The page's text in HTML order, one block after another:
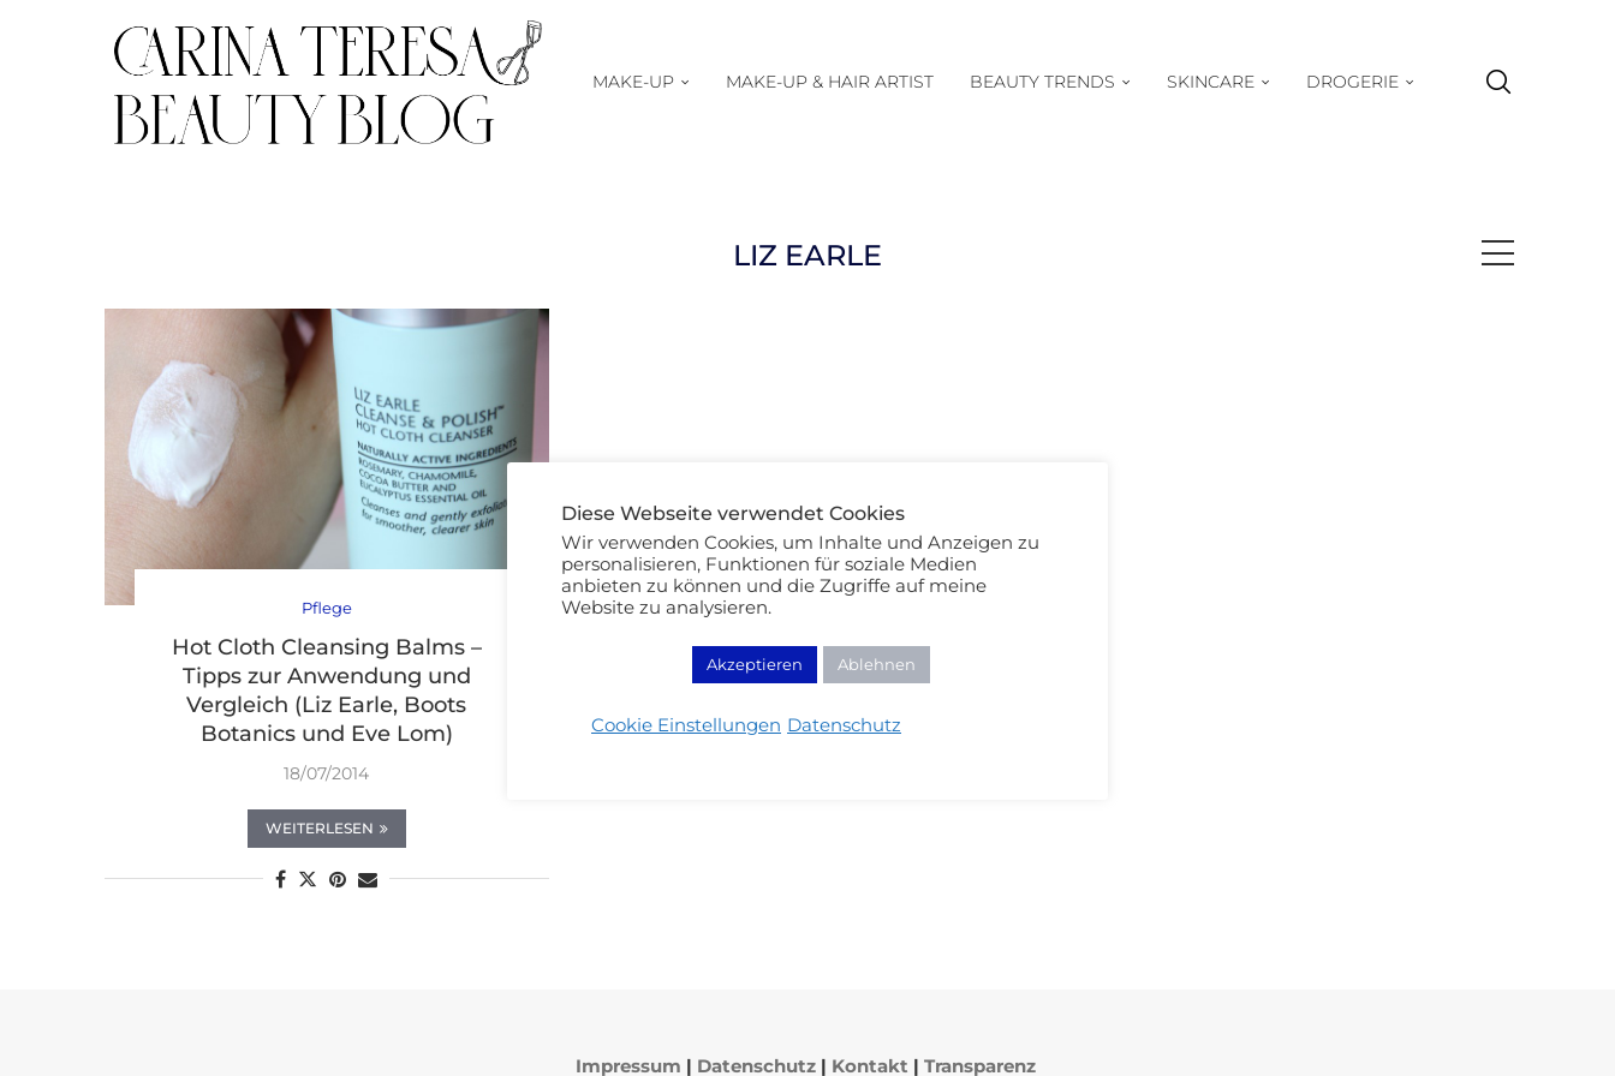
MAKE-UP MAKE-UP & HAIR ARTIST BEAUTY TRENDS SKINCARE DROGERIE
LIZ EARLE
Pflege
Hot Cloth Cleansing Balms –
Tipps zur Anwendung und
Vergleich (Liz Earle, Boots
Botanics und Eve Lom)
18/07/2014
WEITERLESEN
Impressum | Datenschutz| Kontakt | Transparenz
Diese Webseite verwendet Cookies
Wir verwenden Cookies, um Inhalte und Anzeigen zu
personalisieren, Funktionen für soziale Medien
anbieten zu können und die Zugriffe auf meine
Website zu analysieren.
Akzeptieren Ablehnen
Cookie Einstellungen Datenschutz